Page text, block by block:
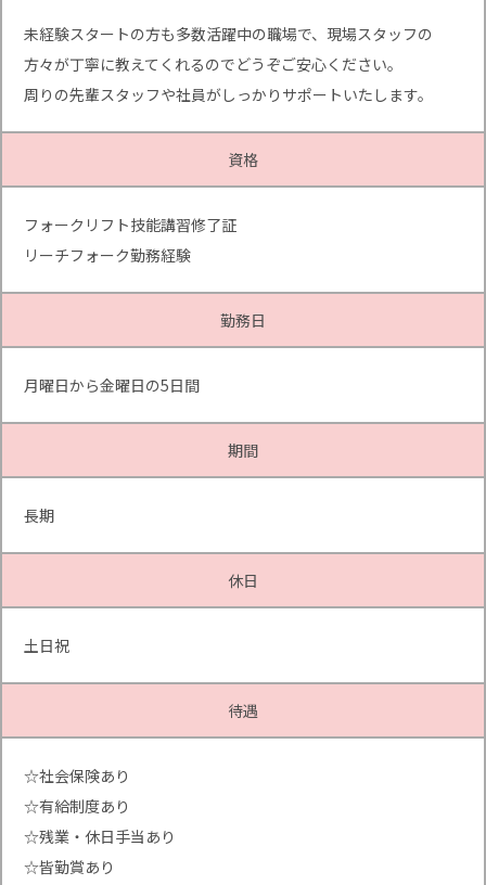
未経験スタートの方も多数活躍中の職場で、現場スタッフの
方々が丁寧に教えてくれるのでどうぞご安心ください。
周りの先輩スタッフや社員がしっかりサポートいたします。
資格
フォークリフト技能講習修了証
リーチフォーク勤務経験
勤務日
月曜日から金曜日の5日間
期間
長期
休日
土日祝
待遇
☆社会保険あり
☆有給制度あり
☆残業・休日手当あり
☆皆勤賞あり